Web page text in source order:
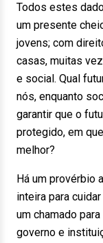
Todos estes
um presente
jovens; com
casas, muitas
e social. Qual
nós, enquanto
garantir que o
protegido, em
melhor?
Há um provérbio
inteira para
um chamado
governo e